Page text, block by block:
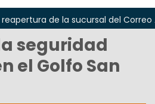
de la sucursal del Correo
seguridad
el Golfo San